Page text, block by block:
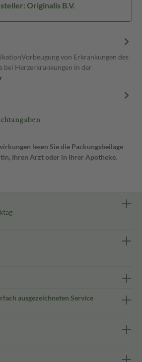
Originalis B.V.
von Erkrankungen des
bei Herzerkrankungen in der
lesen Sie die Packungsbeilage
Ihren Arzt oder in Ihrer Apotheke.
ausgezeichneten Service